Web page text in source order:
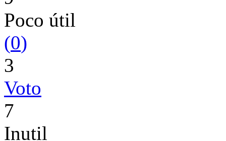
Poco útil
(0)
3
Voto
7
Inutil